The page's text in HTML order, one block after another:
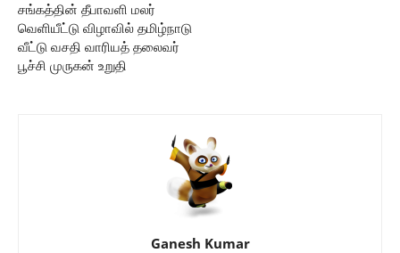
சங்கத்தின் தீபாவளி மலர்
வெளியீட்டு விழாவில் தமிழ்நாடு
வீட்டு வசதி வாரியத் தலைவர்
பூச்சி முருகன் உறுதி
Ganesh Kumar